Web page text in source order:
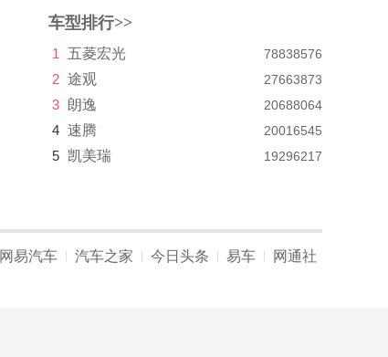
车型排行>>
1 五菱宏光 78838576
2 途观 27663873
3 朗逸 20688064
4 速腾 20016545
5 凯美瑞 19296217
网易汽车 汽车之家 今日头条 易车 网通社